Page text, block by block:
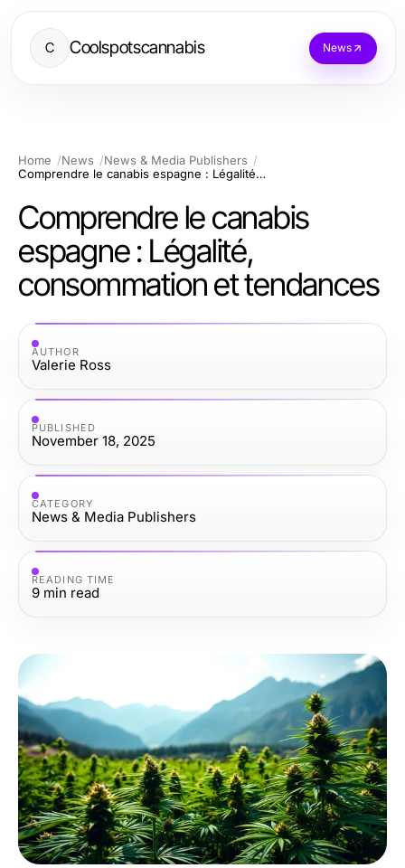
C Coolspotscannabis News
Home News
News & Media Publishers
Comprendre le canabis espagne : Légalité, consommation et tendances
Comprendre le canabis
espagne : Légalité,
consommation et tendances
AUTHOR
Valerie Ross
PUBLISHED
November 18, 2025
CATEGORY
News & Media Publishers
READING TIME
9 min read